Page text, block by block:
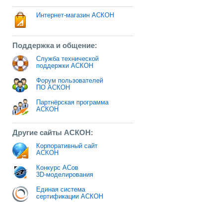
Интернет-магазин АСКОН
Поддержка и общение:
Служба технической
поддержки АСКОН
Форум пользователей
ПО АСКОН
Партнёрская программа
АСКОН
Другие сайты АСКОН:
Корпоративный сайт
АСКОН
Конкурс АСов
3D-моделирования
Единая система
сертификации АСКОН